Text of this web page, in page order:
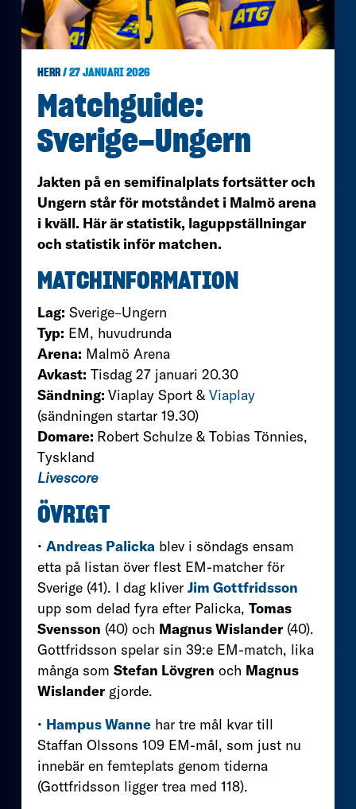
HERR/ 27 JANUARI 2026
Matchguide:
Sverige–Ungern
Jakten på en semifinalplats fortsätter och
Ungern står för motståndet i Malmö arena
i kväll. Här är statistik, laguppställningar
och statistik inför matchen.
MATCHINFORMATION
Lag: Sverige–Ungern
Typ: EM, huvudrunda
Arena: Malmö Arena
Avkast: Tisdag 27 januari 20.30
Sändning: Viaplay Sport & Viaplay
(sändningen startar 19.30)
Domare: Robert Schulze & Tobias Tönnies,
Tyskland
Livescore
ÖVRIGT
• Andreas Palicka blev i söndags ensam
etta på listan över flest EM-matcher för
Sverige (41). I dag kliver Jim Gottfridsson
upp som delad fyra efter Palicka, Tomas
Svensson (40) och Magnus Wislander (40).
Gottfridsson spelar sin 39:e EM-match, lika
många som Stefan Lövgren och Magnus
Wislander gjorde.
• Hampus Wanne har tre mål kvar till
Staffan Olssons 109 EM-mål, som just nu
innebär en femteplats genom tiderna
(Gottfridsson ligger trea med 118).